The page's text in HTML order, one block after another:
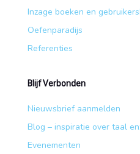
Inzage boeken en
Oefenparadijs
Referenties
Blijf Verbonden
Nieuwsbrief aanmelden
Blog – inspiratie over taal
Evenementen